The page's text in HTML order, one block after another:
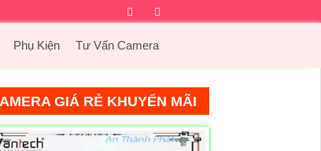
Facebook
Phụ Kiện Tư Vấn Camera
GIÁ RẺ KHUYẾN MÃI